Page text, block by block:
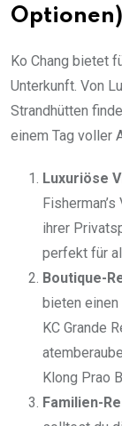
Optionen)
Ko Chang bietet
Unterkunft. Von
Strandhütten
einem Tag voller
Luxuriöse
ihrer
perfekt für
Boutique-
bieten einen
KC Grande
Klong Prao
Familien-